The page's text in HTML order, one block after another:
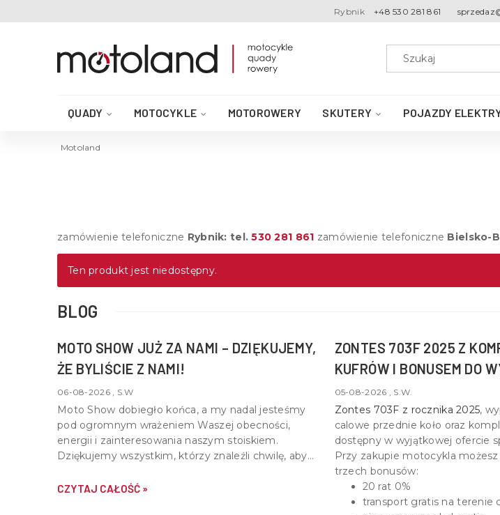
Rybnik +48 530 281 861
QUADY MOTOCYKLE MOTOROWERY SKUTERY POJAZDY
AKCESORIA DO QUADA
Motoland
zamówienie telefoniczne Rybnik: tel.530 281 861 zamówienie telefoniczne Bielsko-
Ten produkt jest niedostępny.
BLOG
MOTO SHOW JUŻ ZA NAMI – DZIĘKUJEMY,
ŻE BYLIŚCIE Z NAMI!
06-08-2026 , S.W
Moto Show dobiegło końca, a my nadal jesteśmy
pod ogromnym wrażeniem Waszej obecności,
energii i zainteresowania naszym stoiskiem.
Dziękujemy wszystkim, którzy znaleźli chwilę, aby
quadach i wspólnej pasji do motoryzacji.
CZYTAJ CAŁOŚĆ »
ZONTES 703F 2025 Z
KUFRÓW I BONUSEM DO
05-08-2026 , S.W.
Zontes 703F z rocznika 2025,
calowe przednie koło oraz
dostępny w wyjątkowej ofercie
Przy zakupie motocykla
trzech bonusów:
20 rat 0%
transport gratis na terenie